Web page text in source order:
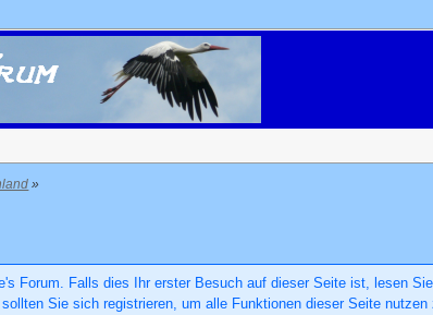
»
Forum. Falls dies Ihr erster Besuch auf dieser Seite ist, lesen
Sie sich registrieren, um alle Funktionen dieser Seite